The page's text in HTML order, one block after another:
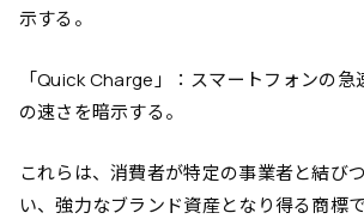
示する。
「Quick Charge」：スマートフォンの
の速さを暗示する。
これらは、消費者が特定の事業者と結び
い、強力なブランド資産となり得る商標で